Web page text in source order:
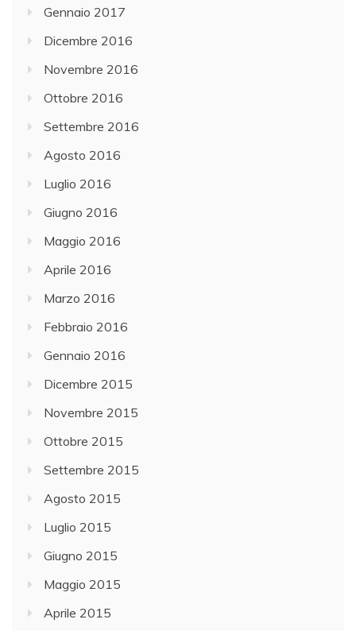
Gennaio 2017
Dicembre 2016
Novembre 2016
Ottobre 2016
Settembre 2016
Agosto 2016
Luglio 2016
Giugno 2016
Maggio 2016
Aprile 2016
Marzo 2016
Febbraio 2016
Gennaio 2016
Dicembre 2015
Novembre 2015
Ottobre 2015
Settembre 2015
Agosto 2015
Luglio 2015
Giugno 2015
Maggio 2015
Aprile 2015